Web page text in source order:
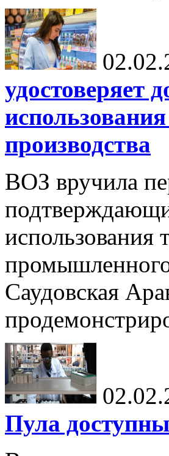
удостоверяет
производства
ВОЗ вручила
использования
Саудовская
Пула